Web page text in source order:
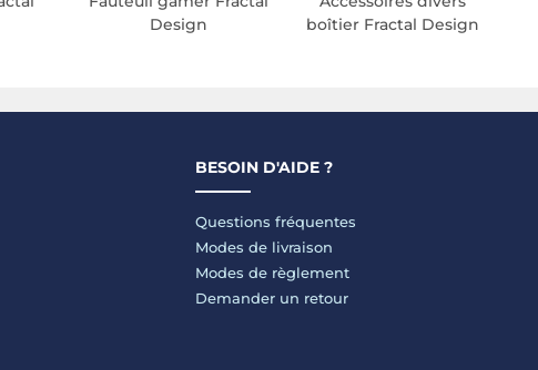
Design
boîtier Fractal Design
BESOIN D'AIDE ?
Questions fréquentes
Modes de livraison
Modes de règlement
Demander un retour